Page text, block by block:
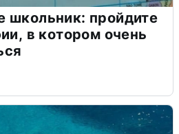
школьник: пройдите
в котором очень